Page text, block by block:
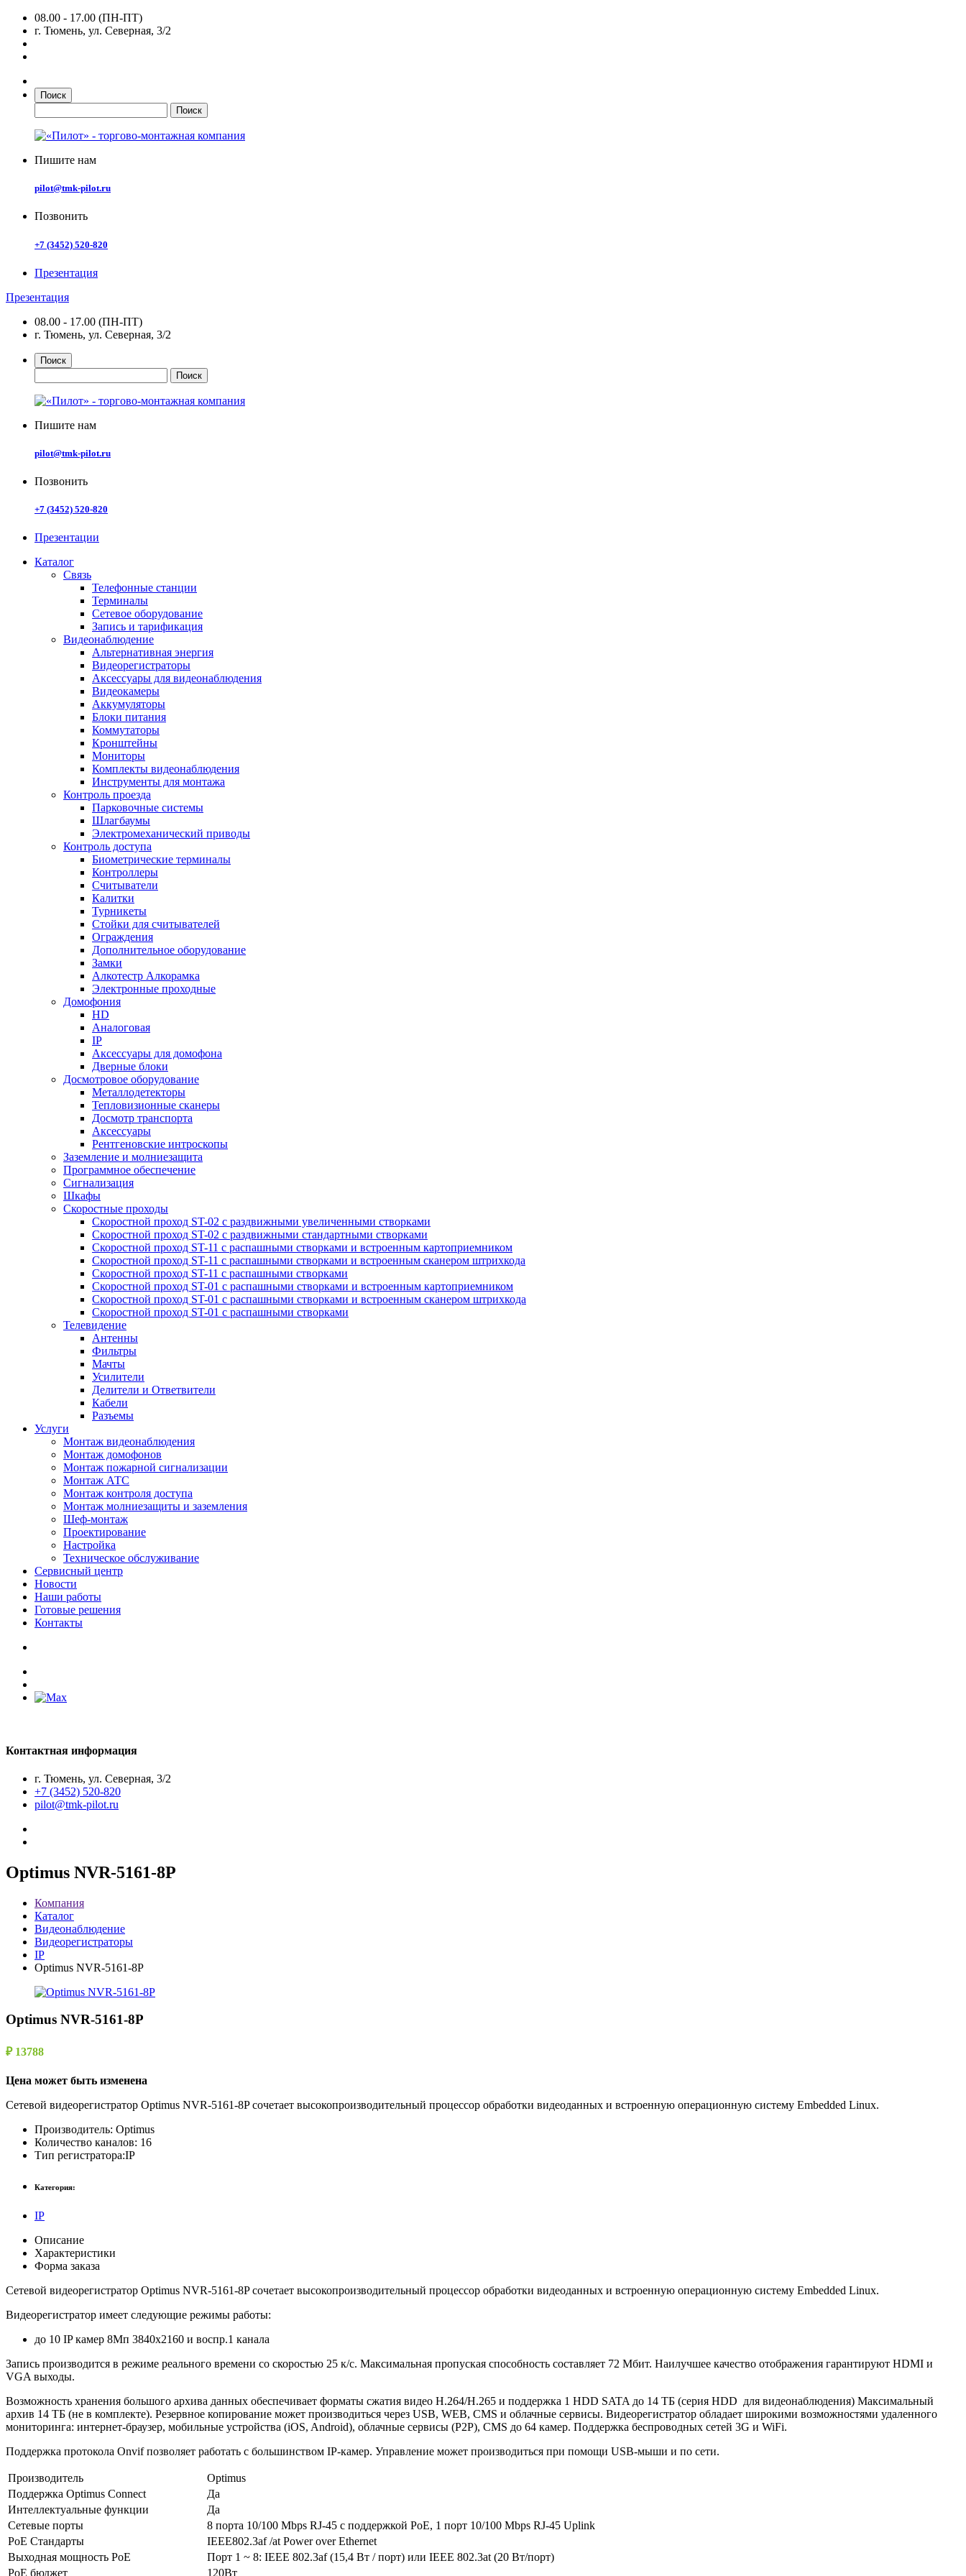
08.00 - 17.00 (ПН-ПТ)
г. Тюмень, ул. Северная, 3/2
Поиск
Пишите нам
pilot@tmk-pilot.ru
Позвонить
+7 (3452) 520-820
Презентация
Презентация
08.00 - 17.00 (ПН-ПТ)
г. Тюмень, ул. Северная, 3/2
Поиск
Пишите нам
pilot@tmk-pilot.ru
Позвонить
+7 (3452) 520-820
Презентации
Каталог
Связь
Телефонные станции
Терминалы
Сетевое оборудование
Запись и тарификация
Видеонаблюдение
Альтернативная энергия
Видеорегистраторы
Аксессуары для видеонаблюдения
Видеокамеры
Аккумуляторы
Блоки питания
Коммутаторы
Кронштейны
Мониторы
Комплекты видеонаблюдения
Инструменты для монтажа
Контроль проезда
Парковочные системы
Шлагбаумы
Электромеханический приводы
Контроль доступа
Биометрические терминалы
Контроллеры
Считыватели
Калитки
Турникеты
Стойки для считывателей
Ограждения
Дополнительное оборудование
Замки
Алкотестр Алкорамка
Электронные проходные
Домофония
HD
Аналоговая
IP
Аксессуары для домофона
Дверные блоки
Досмотровое оборудование
Металлодетекторы
Тепловизионные сканеры
Досмотр транспорта
Аксессуары
Рентгеновские интроскопы
Заземление и молниезащита
Программное обеспечение
Сигнализация
Шкафы
Скоростные проходы
Скоростной проход ST-02 с раздвижными увеличенными створками
Скоростной проход ST-02 с раздвижными стандартными створками
Скоростной проход ST-11 с распашными створками и встроенным картоприемником
Скоростной проход ST-11 с распашными створками и встроенным сканером штрихкода
Скоростной проход ST-11 с распашными створками
Скоростной проход ST-01 с распашными створками и встроенным картоприемником
Скоростной проход ST-01 с распашными створками и встроенным сканером штрихкода
Скоростной проход ST-01 с распашными створками
Телевидение
Антенны
Фильтры
Мачты
Усилители
Делители и Ответвители
Кабели
Разъемы
Услуги
Монтаж видеонаблюдения
Монтаж домофонов
Монтаж пожарной сигнализации
Монтаж АТС
Монтаж контроля доступа
Монтаж молниезащиты и заземления
Шеф-монтаж
Проектирование
Настройка
Техническое обслуживание
Сервисный центр
Новости
Наши работы
Готовые решения
Контакты
Контактная информация
г. Тюмень, ул. Северная, 3/2
+7 (3452) 520-820
pilot@tmk-pilot.ru
Optimus NVR-5161-8P
Компания
Каталог
Видеонаблюдение
Видеорегистраторы
IP
Optimus NVR-5161-8P
Optimus NVR-5161-8P
₽ 13788
Цена может быть изменена
Сетевой видеорегистратор Optimus NVR-5161-8P сочетает высокопроизводительный процессор обработки видеоданных и встроенную операционную систему Embedded Linux.
Производитель: Optimus
Количество каналов: 16
Тип регистратора:IP
Категория:
IP
Описание
Характеристики
Форма заказа
Сетевой видеорегистратор Optimus NVR-5161-8P сочетает высокопроизводительный процессор обработки видеоданных и встроенную операционную систему Embedded Linux.
Видеорегистратор имеет следующие режимы работы:
до 10 IP камер 8Мп 3840х2160 и воспр.1 канала
Запись производится в режиме реального времени со скоростью 25 к/с. Максимальная пропуская способность составляет 72 Мбит. Наилучшее качество отображения гарантируют HDMI и
VGA выходы.
Возможность хранения большого архива данных обеспечивает форматы сжатия видео H.264/H.265 и поддержка 1 HDD SATA до 14 ТБ (серия HDD для видеонаблюдения) Максимальный
архив 14 ТБ (не в комплекте). Резервное копирование может производиться через USB, WEB, CMS и облачные сервисы. Видеорегистратор обладает широкими возможностями удаленного
мониторинга: интернет-браузер, мобильные устройства (iOS, Android), облачные сервисы (P2P), CMS до 64 камер. Поддержка беспроводных сетей 3G и WiFi.
Поддержка протокола Onvif позволяет работать с большинством IP-камер. Управление может производиться при помощи USB-мыши и по сети.
Производитель
Optimus
Поддержка Optimus Connect
Да
Интеллектуальные функции
Да
Сетевые порты
8 порта 10/100 Mbps RJ-45 с поддержкой PoE, 1 порт 10/100 Mbps RJ-45 Uplink
PoE Стандарты
IEEE802.3af /at Power over Ethernet
Выходная мощность PoE
Порт 1 ~ 8: IEEE 802.3af (15,4 Вт / порт) или IEEE 802.3at (20 Вт/порт)
PoE бюджет
120Вт